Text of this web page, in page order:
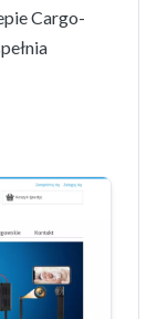
Cargo-